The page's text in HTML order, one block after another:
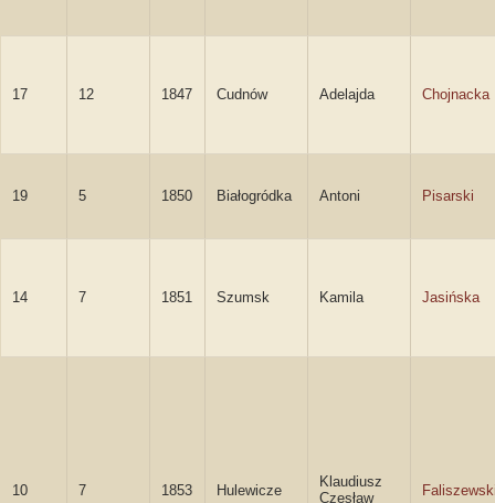
17 12 1847 Cudnów Adelajda Chojnacka
19 5 1850 Białogródka Antoni Pisarski
14 7 1851 Szumsk Kamila Jasińska
10 7 1853 Hulewicze
Klaudiusz
Czesław